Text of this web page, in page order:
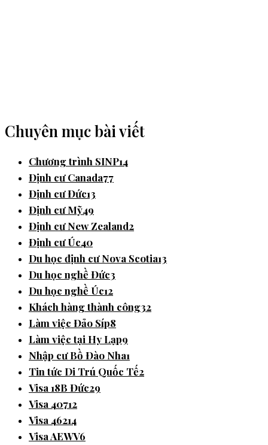
Chuyên mục bài viết
Chương trình SINP14
Định cư Canada77
Định cư Đức13
Định cư Mỹ49
Định cư New Zealand2
Định cư Úc40
Du học định cư Nova Scotia13
Du học nghề Đức3
Du học nghề Úc12
Khách hàng thành công32
Làm việc Đảo Síp8
Làm việc tại Hy Lạp9
Nhập cư Bồ Đào Nha1
Tin tức Di Trú Quốc Tế2
Visa 18B Đức29
Visa 40712
Visa 46214
Visa AEWV6